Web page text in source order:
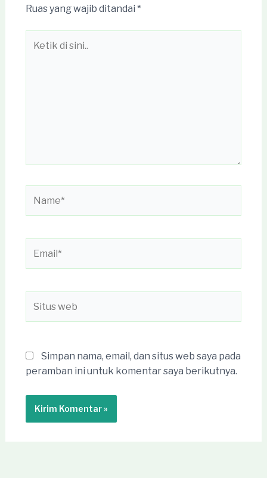
Ruas yang wajib ditandai *
web
Simpan nama, email, dan situs web saya pada
peramban ini untuk komentar saya berikutnya.